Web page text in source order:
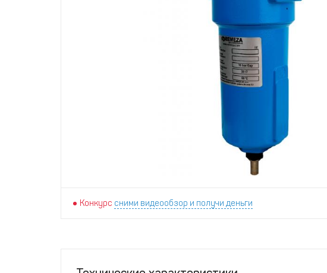
Конкурс сними видеообзор и получи деньги